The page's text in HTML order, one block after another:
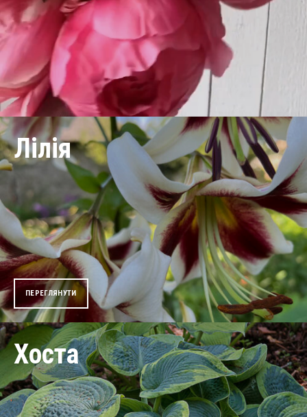
Лілійники
ПЕРЕГЛЯНУТИ
Лілія
ПЕРЕГЛЯНУТИ
Хоста